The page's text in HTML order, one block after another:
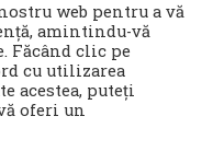
& GDPR
și atitudine || E-
web pentru a vă
amintindu-vă
Făcând clic pe
cu utilizarea
acestea, puteți
oferi un